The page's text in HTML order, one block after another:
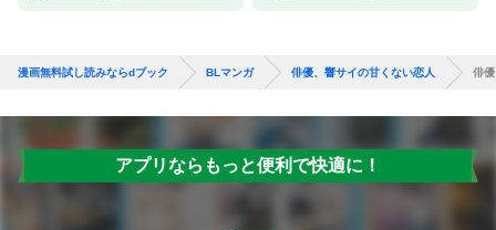
漫画無料試し読みならdブック BLマンガ 俳優、響サイの甘くない恋人 俳
アプリならもっと便利で快適に！